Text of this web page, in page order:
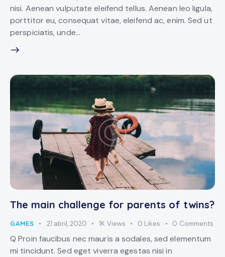
nisi. Aenean vulputate eleifend tellus. Aenean leo ligula,
porttitor eu, consequat vitae, eleifend ac, enim. Sed ut
perspiciatis, unde…
The main challenge for parents of twins?
GAMES 21 abril, 2020 1K Views 0 Likes 0 Comments
Q Proin faucibus nec mauris a sodales, sed elementum
mi tincidunt. Sed eget viverra egestas nisi in